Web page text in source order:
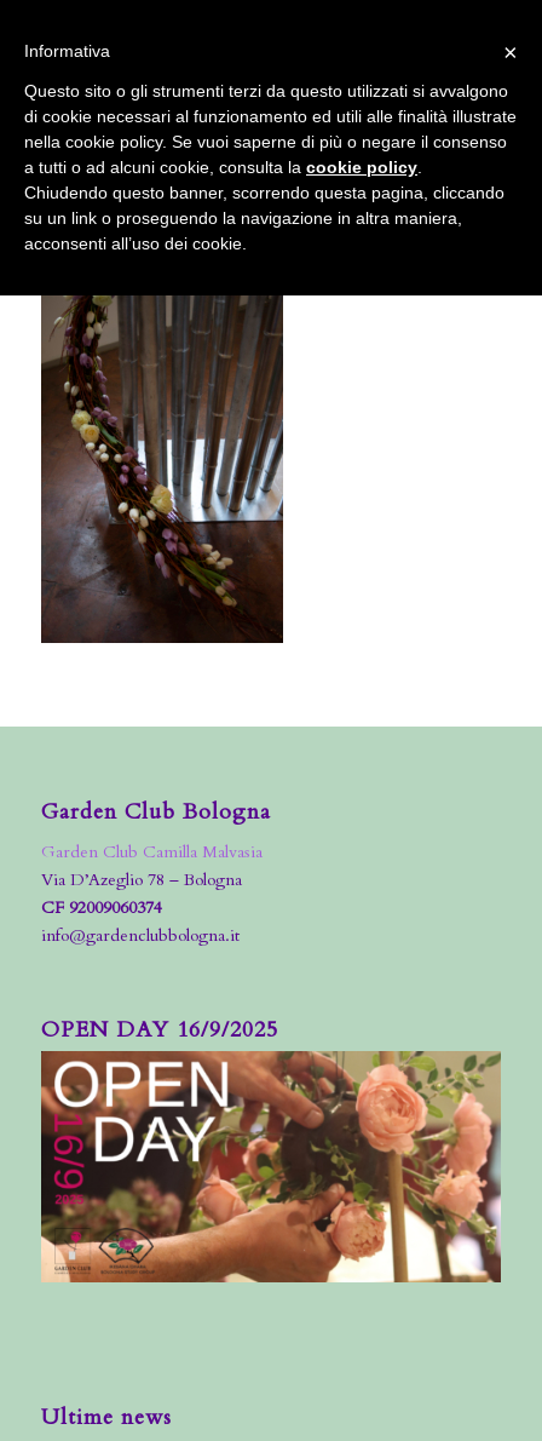
NIK_5880
Garden Club Bologna
Garden Club Camilla Malvasia
Via D’Azeglio 78 – Bologna
CF 92009060374
info@gardenclubbologna.it
OPEN DAY 16/9/2025
Ultime news
accetta l'uso dei cookies previsto nella pagina dedicata.
Fai clic per abilitare/disabilitare il tracciamento di
Google Analytics.
OK Privacy e cookie policy
×
Informativa
Questo sito o gli strumenti terzi da questo utilizzati si avvalgono
di cookie necessari al funzionamento ed utili alle finalità illustrate
nella cookie policy. Se vuoi saperne di più o negare il consenso
a tutti o ad alcuni cookie, consulta la cookie policy
Chiudendo questo banner, scorrendo questa pagina, cliccando
su un link o proseguendo la navigazione in altra maniera,
acconsenti all’uso dei cookie.